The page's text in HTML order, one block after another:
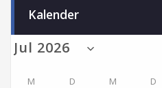
Kalender
M D M D